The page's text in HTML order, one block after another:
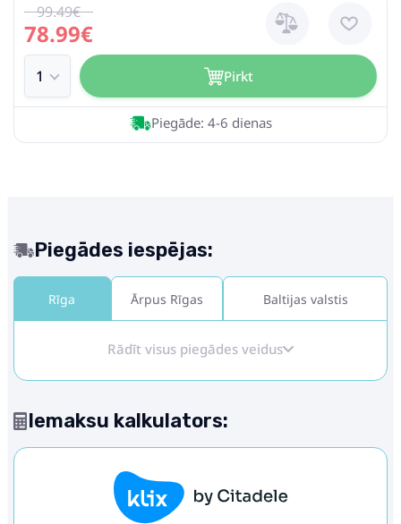
78.99€
99.49€
Pirkt
Piegāde: 4-6 dienas
Piegādes iespējas:
Rīga Ārpus Rīgas Baltijas valstis
Rādīt visus piegādes veidus
Iemaksu kalkulators: